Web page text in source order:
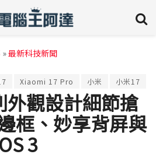
»最新科技新聞
Xiaomi 17 Pro 小米 小米17
外觀設計細節搶
框、妙享背屏與
3